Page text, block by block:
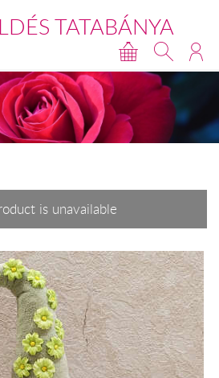
TATABÁNYA
is unavailable